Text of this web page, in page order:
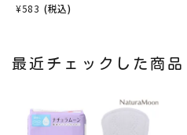
¥583 (税込)
最近チェックした商品